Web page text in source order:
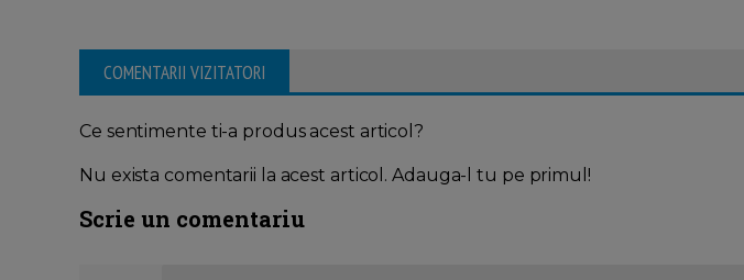
COMENTARII VIZITATORI
Ce sentimente ti-a produs acest articol?
Nu exista comentarii la acest articol. Adauga-l tu pe primul!
Scrie un comentariu